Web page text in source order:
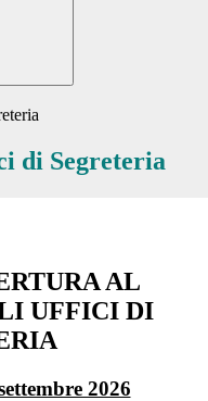
di Segreteria
AL
UFFICI DI
2026